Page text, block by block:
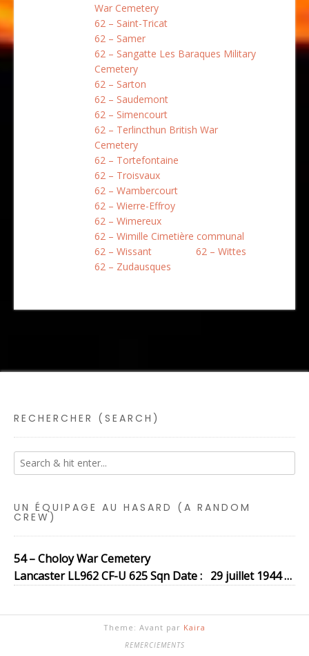
War Cemetery
62 – Saint-Tricat
62 – Samer
62 – Sangatte Les Baraques Military
Cemetery
62 – Sarton
62 – Saudemont
62 – Simencourt
62 – Terlincthun British War
Cemetery
62 – Tortefontaine
62 – Troisvaux
62 – Wambercourt
62 – Wierre-Effroy
62 – Wimereux
62 – Wimille Cimetière communal
62 – Wissant
62 – Wittes
62 – Zudausques
RECHERCHER (SEARCH)
UN ÉQUIPAGE AU HASARD (A RANDOM
CREW)
54 – Choloy War Cemetery
Lancaster LL962 CF-U 625 Sqn Date : 29 juillet 1944 …
Theme: Avant par Kaira
REMERCIEMENTS